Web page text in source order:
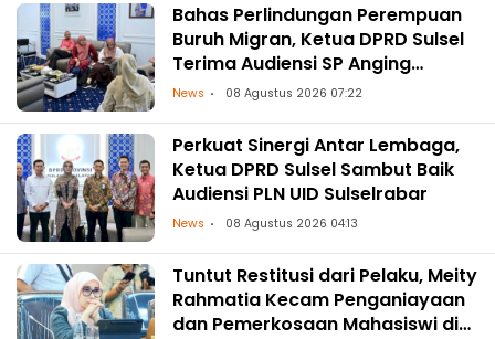
Bahas Perlindungan Perempuan
Buruh Migran, Ketua DPRD Sulsel
Terima Audiensi SP Anging
Mammiri
News 08 Agustus 2026 07:22
Perkuat Sinergi Antar Lembaga,
Ketua DPRD Sulsel Sambut Baik
Audiensi PLN UID Sulselrabar
News 08 Agustus 2026 04:13
Tuntut Restitusi dari Pelaku, Meity
Rahmatia Kecam Penganiayaan
dan Pemerkosaan Mahasiswi di